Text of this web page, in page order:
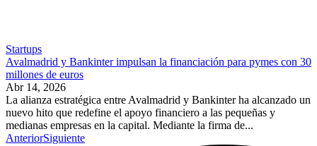
Startups
Avalmadrid y Bankinter impulsan la financiación para pymes con 30
millones de euros
Abr 14, 2026
La alianza estratégica entre Avalmadrid y Bankinter ha alcanzado un
nuevo hito que redefine el apoyo financiero a las pequeñas y
medianas empresas en la capital. Mediante la firma de...
AnteriorSiguiente